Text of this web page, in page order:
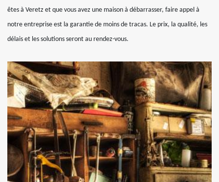
êtes à Veretz et que vous avez une maison à débarrasser, faire appel à
notre entreprise est la garantie de moins de tracas. Le prix, la qualité, les
délais et les solutions seront au rendez-vous.